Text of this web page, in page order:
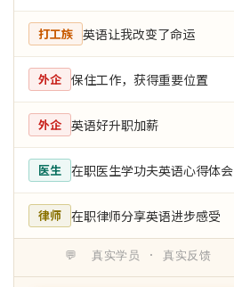
打工族 英语让我改变了命运
外企 保住工作，获得重要位置
外企 英语好升职加薪
医生 在职医生学功夫英语心得体会
律师 在职律师分享英语进步感受
💬 真实学员 · 真实反馈